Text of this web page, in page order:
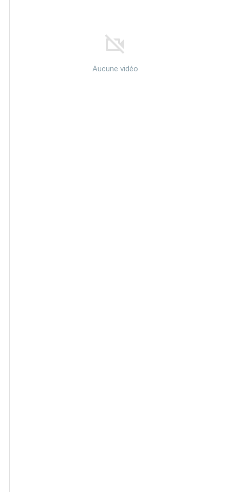
Aucune vidéo